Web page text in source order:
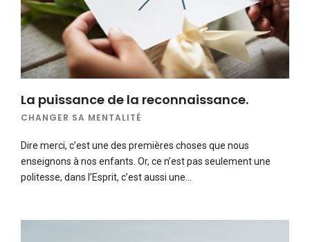
La puissance de la reconnaissance.
CHANGER SA MENTALITÉ
Dire merci, c’est une des premières choses que nous
enseignons à nos enfants. Or, ce n’est pas seulement une
politesse, dans l’Esprit, c’est aussi une…